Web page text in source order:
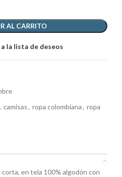
AL CARRITO
la lista de deseos
, camisas, ropa colombiana, ropa
corta, en tela 100% algodón con